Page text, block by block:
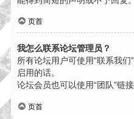
页首
我怎么联系论坛管理员？
所有论坛用户可使用“联系我
启用的话。
论坛会员也可以使用“团队”链接
页首